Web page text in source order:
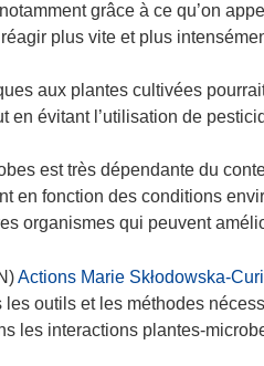
grâce à ce qu’on
plus vite et plus
aux plantes cultivées
évitant l’utilisation de
est très dépendante du
en fonction des conditions
organismes qui peuvent
Actions Marie Skłodowska-
outils et les méthodes
les interactions plantes-